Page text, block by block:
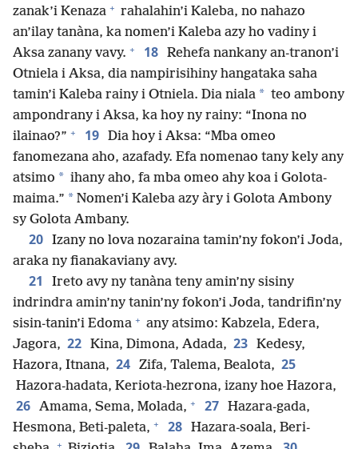
zanak’i Kenaza + rahalahin’i Kaleba, no nahazo
an’ilay tanàna, ka nomen’i Kaleba azy ho vadiny i
Aksa zanany vavy. + 18 Rehefa nankany an-tranon’i
Otniela i Aksa, dia nampirisihiny hangataka saha
tamin’i Kaleba rainy i Otniela. Dia niala * teo ambony
ampondrany i Aksa, ka hoy ny rainy: “Inona no
ilainao?” + 19 Dia hoy i Aksa: “Mba omeo
fanomezana aho, azafady. Efa nomenao tany kely any
atsimo * ihany aho, fa mba omeo ahy koa i Golota-
maima.” * Nomen’i Kaleba azy àry i Golota Ambony
sy Golota Ambany.
20 Izany no lova nozaraina tamin’ny fokon’i Joda,
araka ny fianakaviany avy.
21
Ireto avy ny tanàna teny amin’ny sisiny
indrindra amin’ny tanin’ny fokon’i Joda, tandrifin’ny
sisin-tanin’i Edoma + any atsimo: Kabzela, Edera,
Jagora, 22 Kina, Dimona, Adada, 23 Kedesy,
Hazora, Itnana, 24 Zifa, Talema, Bealota, 25
Hazora-hadata, Keriota-hezrona, izany hoe Hazora,
26 Amama, Sema, Molada, + 27 Hazara-gada,
Hesmona, Beti-paleta, + 28 Hazara-soala, Beri-
+